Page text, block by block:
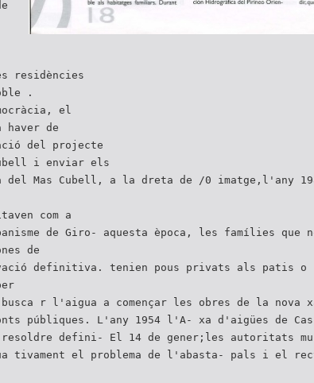
residències
.
el
haver de
del projecte
i enviar els
del Mas Cubell, a la dreta de /0 imatge,l'any
com a
de Giro- aquesta època, les famílies que
de
definitiva. tenien pous privats als patis o
r l'aigua a començar les obres de la nova
públiques. L'any 1954 l'A- xa d'aigües de
defini- El 14 de gener;les autoritats
tivament el problema de l'abasta- pals i el